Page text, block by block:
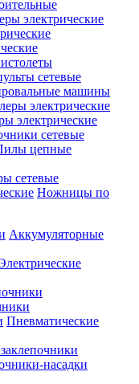
электрические
сетевые
машины
электрические
электрические
сетевые
цепные
сетевые
Ножницы по
Аккумуляторные
Пневматические
насадки